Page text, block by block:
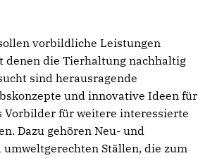
vorbildliche Leistungen
denen die Tierhaltung nachhaltig
sind herausragende
und innovative Ideen für
Vorbilder für weitere interessierte
Dazu gehören Neu- und
Ställen, die zum